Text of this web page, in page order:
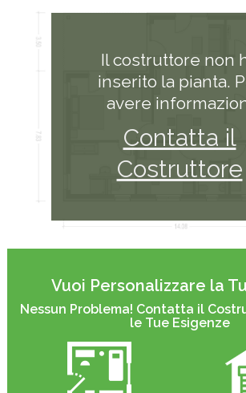
Il costruttore non
inserito la pianta.
avere
Contatta il
Costruttore
Vuoi Personalizzare la
Nessun Problema! Contatta il
le Tue Esigenze